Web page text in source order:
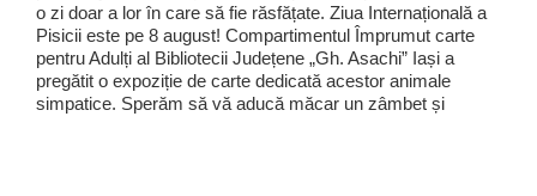
o zi doar a lor în care să fie răsfățate. Ziua Internațională a
Pisicii este pe 8 august! Compartimentul Împrumut carte
pentru Adulți al Bibliotecii Județene „Gh. Asachi” Iași a
pregătit o expoziție de carte dedicată acestor animale
simpatice. Sperăm să vă aducă măcar un zâmbet și